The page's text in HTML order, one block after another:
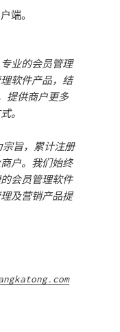
端。
业的会员管理
软件产品，结
提供商户更多
。
旨，累计注册
户。我们始终
会员管理软件
及营销产品提